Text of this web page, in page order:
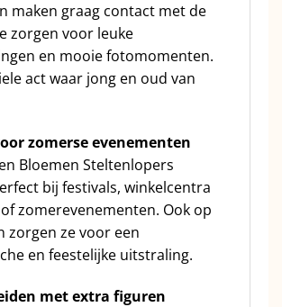
maken graag contact met de
zorgen voor leuke
en mooie fotomomenten.
act waar jong en oud van
zomerse evenementen
Bloemen Steltenlopers
bij festivals, winkelcentra
zomerevenementen. Ook op
zorgen ze voor een
en feestelijke uitstraling.
met extra figuren